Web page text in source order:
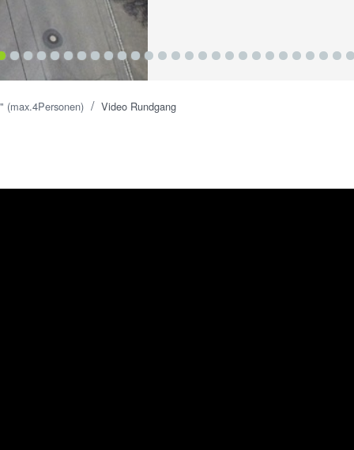
2 3 4 5 6 7 8 9 10 11 12 13 14 15 16 17 18 19 20 21 22 23 24 25 26 27 28
(max.4Personen) / Video Rundgang